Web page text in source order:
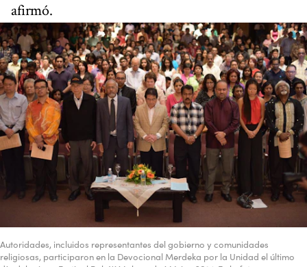
afirmó.
Autoridades, incluidos representantes del gobierno y comunidades
religiosas, participaron en la Devocional Merdeka por la Unidad el último